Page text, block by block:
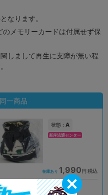
なります。
メモリーカードは付属せず保
しまして再生に支障が無い程
一商品
状態 : A
新座流通センター
在庫あり 1,990円 税込